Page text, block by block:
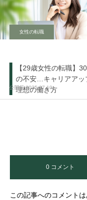
女性の転職
【29歳女性の転職】
の不安…キャリアアッ
理想の働き方
2025.07.10
0 コメント
この記事へのコメントは